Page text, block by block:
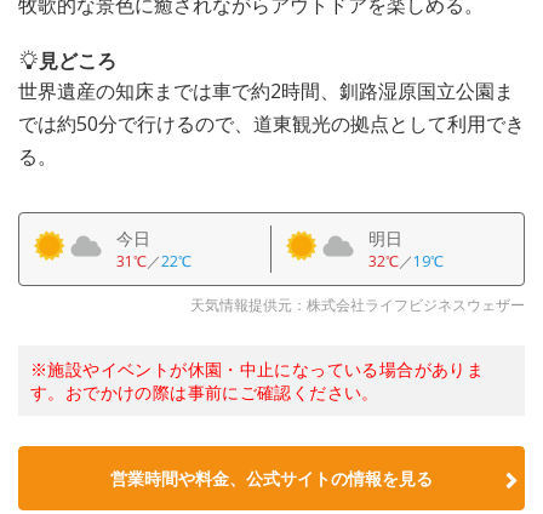
見どころ
世界遺産の知床までは車で約2時間、釧路湿原国立公園ま
では約50分で行けるので、道東観光の拠点として利用でき
る。
今日
31℃／22℃
明日
32℃／19℃
天気情報提供元：株式会社ライフビジネスウェザー
※施設やイベントが休園・中止になっている場合がありま
す。おでかけの際は事前にご確認ください。
営業時間や料金、公式サイトの情報を見る